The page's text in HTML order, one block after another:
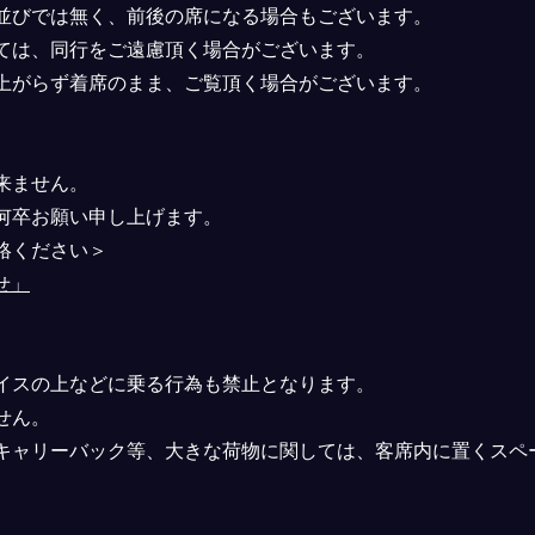
では無く、前後の席になる場合もございます。
、同行をご遠慮頂く場合がございます。
らず着席のまま、ご覧頂く場合がございます。
せん。
お願い申し上げます。
ください＞
の上などに乗る⾏為も禁⽌となります。
。
リーバック等、⼤きな荷物に関しては、客席内に置くスペ